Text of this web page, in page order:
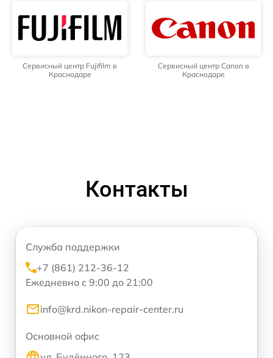
Сервисный центр Fujifilm в
Краснодаре
Сервисный центр Canon в
Краснодаре
Контакты
Служба поддержки
+7 (861) 212-36-12
Ежедневно с 9:00 до 21:00
info@krd.nikon-repair-center.ru
Основной офис